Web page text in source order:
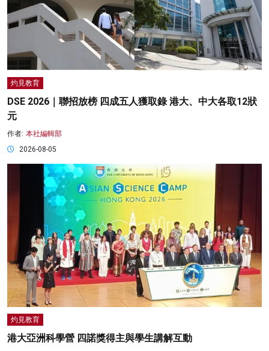
灼見教育
DSE 2026｜聯招放榜 四成五人獲取錄 港大、中大各取12狀
元
作者: 本社編輯部
2026-08-05
灼見教育
港大亞洲科學營 四諾獎得主與學生講解互動